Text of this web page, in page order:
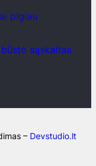
pigiau
sąskaitas
– Devstudio.lt